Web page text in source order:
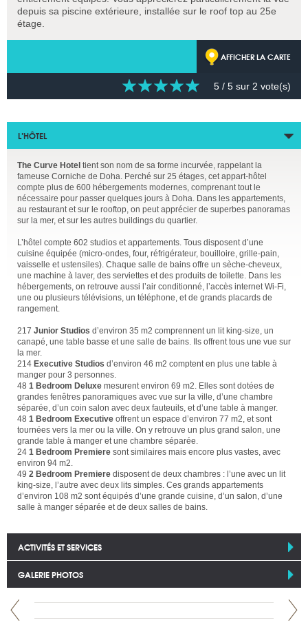
depuis sa piscine extérieure, installée sur le roof top au 25e
étage.
AFFICHER LA CARTE
5 / 5 sur 2 vote(s)
L’HÔTEL
The Curve Hotel tient son nom de sa forme incurvée, rappelant la
fameuse Corniche de Doha. Perché sur 25 étages, cet appart-hôtel
compte plus de 600 hébergements modernes, comprenant tout le
nécessaire pour passer quelques jours à Doha. Dans les appartements,
au restaurant et sur le rooftop, on peut apprécier de superbes panoramas
sur la mer, et sur les autres buildings du quartier.
L’hôtel compte 602 studios et appartements. Tous disposent d’une
cuisine équipée (micro-ondes, four, réfrigérateur, bouilloire, grille-pain,
vaisselle et ustensiles). Chaque salle de bains offre un sèche-cheveux,
une machine à laver, des serviettes et des produits de toilette. Dans les
hébergements, on retrouve aussi l’air conditionné, l’accès internet Wi-Fi,
une ou plusieurs télévisions, un téléphone, et de grands placards de
rangement.
217 Junior Studios d’environ 35 m2 comprennent un lit king-size, un
canapé, une table basse et une salle de bains. Ils offrent tous une vue sur
la mer.
214 Executive Studios d’environ 46 m2 comptent en plus une table à
manger pour 3 personnes.
48 1 Bedroom Deluxe mesurent environ 69 m2. Elles sont dotées de
grandes fenêtres panoramiques avec vue sur la ville, d’une chambre
séparée, d’un coin salon avec deux fauteuils, et d’une table à manger.
48 1 Bedroom Executive offrent un espace d’environ 77 m2, et sont
tournées vers la mer ou la ville. On y retrouve un plus grand salon, une
grande table à manger et une chambre séparée.
24 1 Bedroom Premiere sont similaires mais encore plus vastes, avec
environ 94 m2.
49 2 Bedroom Premiere disposent de deux chambres : l’une avec un lit
king-size, l’autre avec deux lits simples. Ces grands appartements
d’environ 108 m2 sont équipés d’une grande cuisine, d’un salon, d’une
salle à manger séparée et de deux salles de bains.
ACTIVITÉS ET SERVICES
GALERIE PHOTOS